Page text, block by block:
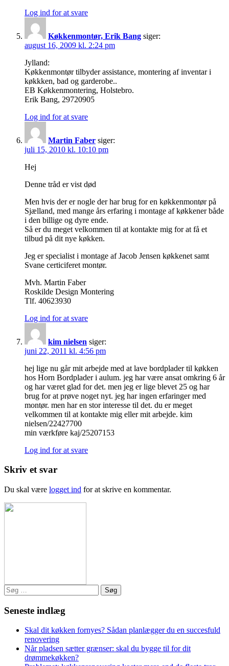
Log ind for at svare
Køkkenmontør, Erik Bang siger:
august 16, 2009 kl. 2:24 pm
Jylland:
Køkkenmontør tilbyder assistance, montering af inventar i
køkkken, bad og garderobe..
EB Køkkenmontering, Holstebro.
Erik Bang, 29720905
Log ind for at svare
Martin Faber siger:
juli 15, 2010 kl. 10:10 pm
Hej
Denne tråd er vist død
Men hvis der er nogle der har brug for en køkkenmontør på
Sjælland, med mange års erfaring i montage af køkkener både
i den billige og dyre ende.
Så er du meget velkommen til at kontakte mig for at få et
tilbud på dit nye køkken.
Jeg er specialist i montage af Jacob Jensen køkkenet samt
Svane certiciferet montør.
Mvh. Martin Faber
Roskilde Design Montering
Tlf. 40623930
Log ind for at svare
kim nielsen siger:
juni 22, 2011 kl. 4:56 pm
hej lige nu går mit arbejde med at lave bordplader til køkken
hos Horn Bordplader i aulum. jeg har være ansat omkring 6 år
og har været glad for det. men jeg er lige blevet 25 og har
brug for at prøve noget nyt. jeg har ingen erfaringer med
montør. men har en stor interesse til det. du er meget
velkommen til at kontakte mig eller mit arbejde. kim
nielsen/22427700
min værkføre kaj/25207153
Log ind for at svare
Skriv et svar
Du skal være logget ind for at skrive en kommentar.
Søg
efter:
Seneste indlæg
Skal dit køkken fornyes? Sådan planlægger du en succesfuld
renovering
Når pladsen sætter grænser: skal du bygge til for dit
drømmekøkken?